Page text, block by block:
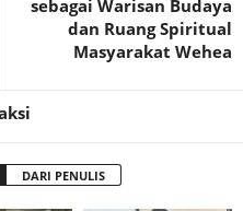
sebagai Warisan Budaya
dan Ruang Spiritual
Masyarakat Wehea
DARI PENULIS